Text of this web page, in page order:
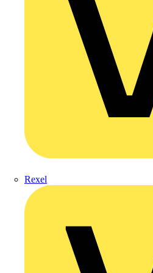
Rexel